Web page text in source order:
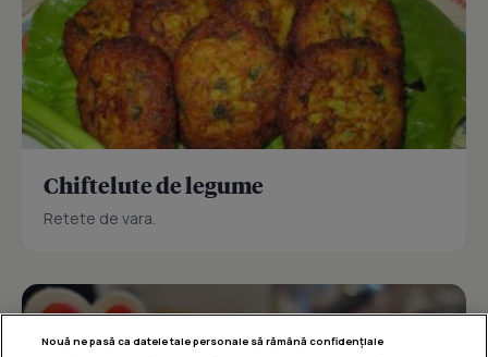
Chiftelute de legume
Retete de vara.
Nouă ne pasă ca datele tale personale să rămână confidențiale